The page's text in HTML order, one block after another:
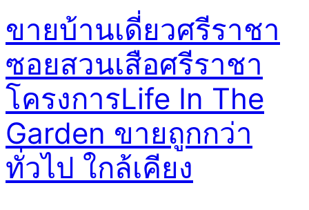
ขายบ้านเดี่ยวศรีราชา
ซอยสวนเสือศรีราชา
โครงการLife In The
Garden ขายถูกกว่า
ทั่วไป ใกล้เคียง